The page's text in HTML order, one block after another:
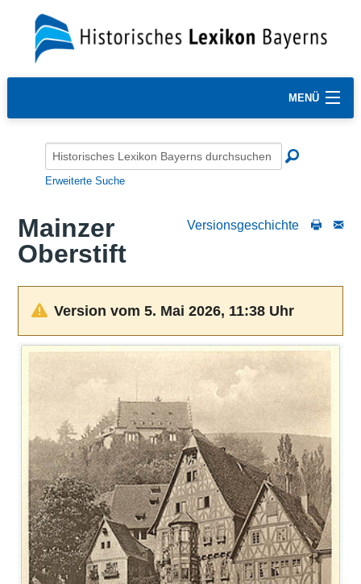
MENÜ
Erweiterte Suche
Versionsgeschichte
Mainzer
Oberstift
Version vom 5. Mai 2026, 11:38 Uhr